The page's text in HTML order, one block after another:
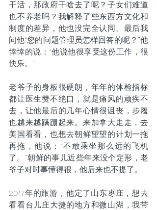
干活，那政府干啥去了呢？子女们难道
也不养老吗？我解释了些东西方文化和
制度的差异，他也没完全认同。最后我
问他“您的问题管理员怎样回答的呢？”他
悻悻的说：“他说他很享受这份工作，很
快乐。”
老爷子的身板很硬朗，年年的体检指标
都让医生赞不绝口，就是痛风的顽疾不
去，让他最后的几年心情很诅丧，步履
也越来越蹒跚起来。来加拿大走走，去
美国看看，也想去朝鲜望望的计划一拖
再拖，他说：“不敢乘坐那么远的飞机
了。”朝鲜的事儿近些年来没个定形，老
爷子对时事懂得很，他后来也不提了。
2017年的旅游，他定了山东枣庄，想去
看看台儿庄大捷的地方和微山湖，我带